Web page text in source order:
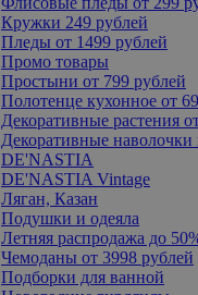
Кружки 249 рублей
Пледы от 1499 рублей
Промо товары
Простыни от 799 рублей
Полотенце кухонное от
Декоративные растения
Декоративные
DE'NASTIA
DE'NASTIA Vintage
Ляган, Казан
Подушки и одеяла
Летняя распродажа до
Чемоданы от 3998 рублей
Подборки для ванной